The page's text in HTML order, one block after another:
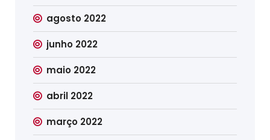
agosto 2022
junho 2022
maio 2022
abril 2022
março 2022